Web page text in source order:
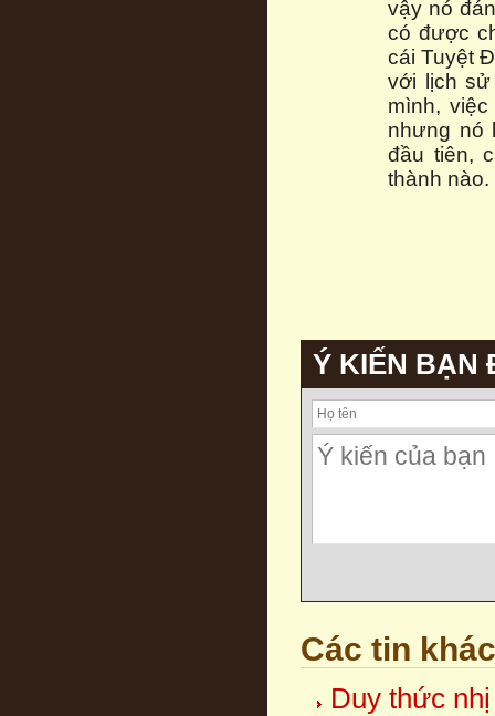
vậy nó
có được
cái Tuyệt
với lịch
mình,
nhưng nó
đầu tiên,
thành nào.
Ý KIẾN BẠN
Các tin khác
Duy thức